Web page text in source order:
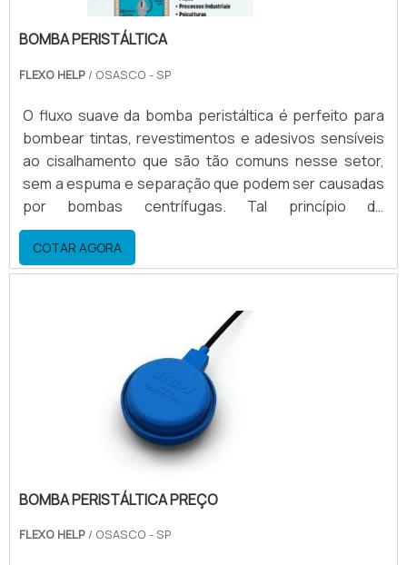
BOMBA PERISTÁLTICA
FLEXO HELP / OSASCO - SP
O fluxo suave da bomba peristáltica é perfeito para
bombear tintas, revestimentos e adesivos sensíveis
ao cisalhamento que são tão comuns nesse setor,
sem a espuma e separação que podem ser causadas
por bombas centrífugas. Tal princípio de
bombeamento confere grande força de sucção,
vencendo resistências, eliminando risco de “slip” de
produto. Assim, as bombas peristálticas apresentam
COTAR AGORA
BOMBA PERISTÁLTICA PREÇO
FLEXO HELP / OSASCO - SP